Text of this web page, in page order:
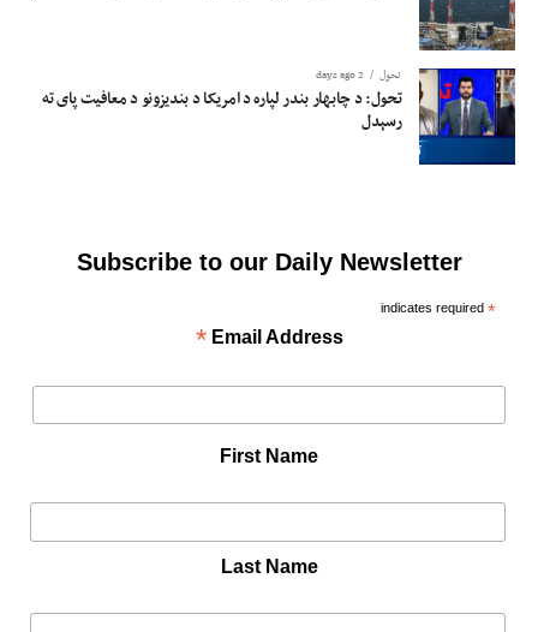
تحول 2 days ago
تحول: د چابهار بندر لپاره د امریکا د بندیزونو د معافیت پای ته
رسېدل
Subscribe to our Daily Newsletter
*
Email Address
*
First Name
Last Name